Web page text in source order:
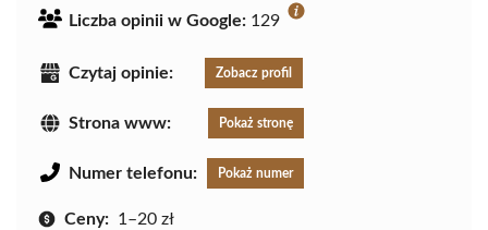
Liczba opinii w Google: 129
Czytaj opinie: Zobacz profil
Strona www: Pokaż stronę
Numer telefonu: Pokaż numer
Ceny: 1–20 zł